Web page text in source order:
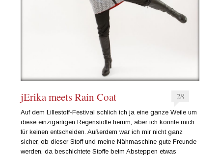
jErika meets Rain Coat 28
Auf dem Lillestoff-Festival schlich ich ja eine ganze Weile um
diese einzigartigen Regenstoffe herum, aber ich konnte mich
für keinen entscheiden. Außerdem war ich mir nicht ganz
sicher, ob dieser Stoff und meine Nähmaschine gute Freunde
werden, da beschichtete Stoffe beim Absteppen etwas